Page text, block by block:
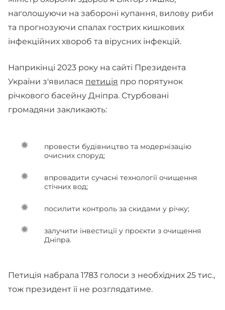
наголошуючи на забороні купання, вилову риби
та прогнозуючи спалах гострих кишкових
інфекційних хвороб та вірусних інфекцій.
Наприкінці 2023 року на сайті Президента
України з'явилася петиція про порятунок
річкового басейну Дніпра. Стурбовані
громадяни закликають:
провести будівництво та модернізацію
очисних споруд;
впровадити сучасні технології очищення
стічних вод;
посилити контроль за скидами у річку;
залучити інвестиції у проєкти з очищення
Дніпра.
Петиція набрала 1783 голоси з необхідних 25 тис.,
тож президент її не розглядатиме.